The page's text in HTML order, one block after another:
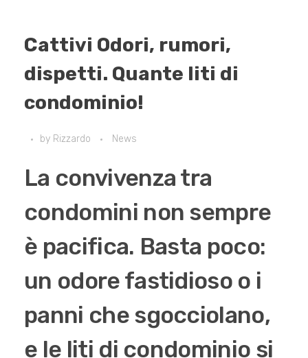
Cattivi Odori, rumori,
dispetti. Quante liti di
condominio!
by Rizzardo News
La convivenza tra
condomini non sempre
è pacifica. Basta poco:
un odore fastidioso o i
panni che sgocciolano,
e le liti di condominio si